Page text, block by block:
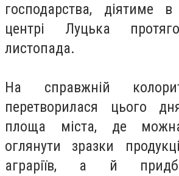
господарства, діятиме в
центрі Луцька
листопада.
На справжній
перетворилася цього
площа міста, де
оглянути зразки
аграріїв, а й